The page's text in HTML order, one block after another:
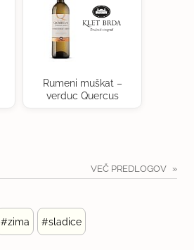
Rumeni muškat –
verduc Quercus
VEČ PREDLOGOV
#zima #sladice